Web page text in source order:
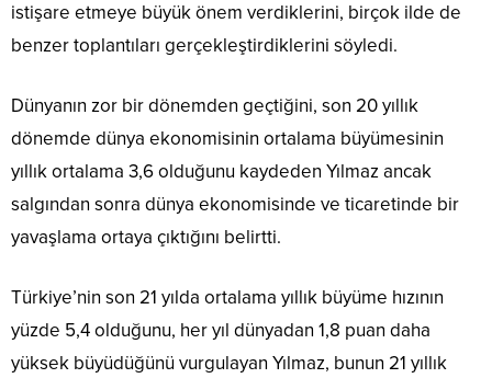
istişare etmeye büyük önem verdiklerini, birçok ilde de
benzer toplantıları gerçekleştirdiklerini söyledi.
Dünyanın zor bir dönemden geçtiğini, son 20 yıllık
dönemde dünya ekonomisinin ortalama büyümesinin
yıllık ortalama 3,6 olduğunu kaydeden Yılmaz ancak
salgından sonra dünya ekonomisinde ve ticaretinde bir
yavaşlama ortaya çıktığını belirtti.
Türkiye’nin son 21 yılda ortalama yıllık büyüme hızının
yüzde 5,4 olduğunu, her yıl dünyadan 1,8 puan daha
yüksek büyüdüğünü vurgulayan Yılmaz, bunun 21 yıllık